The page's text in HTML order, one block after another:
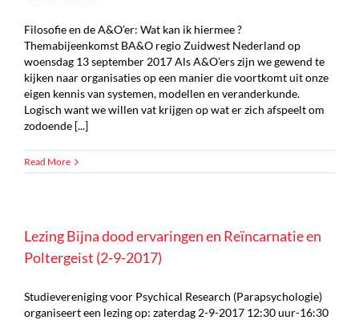
Filosofie en de A&O’er: Wat kan ik hiermee ?
Themabijeenkomst BA&O regio Zuidwest Nederland op
woensdag 13 september 2017 Als A&O’ers zijn we gewend te
kijken naar organisaties op een manier die voortkomt uit onze
eigen kennis van systemen, modellen en veranderkunde.
Logisch want we willen vat krijgen op wat er zich afspeelt om
zodoende [...]
Read More
Lezing Bijna dood ervaringen en Reïncarnatie en
Poltergeist (2-9-2017)
Studievereniging voor Psychical Research (Parapsychologie)
organiseert een lezing op: zaterdag 2-9-2017 12:30 uur-16:30